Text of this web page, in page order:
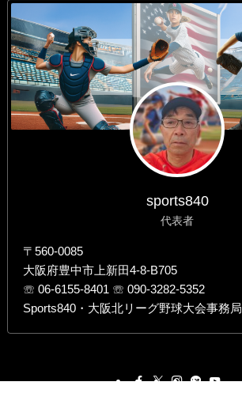
sports840
代表者
〒560-0085
大阪府豊中市上新田4-8-B705
☏ 06-6155-8401 ☏ 090-3282-5352
Sports840・大阪北リーグ野球大会事務局